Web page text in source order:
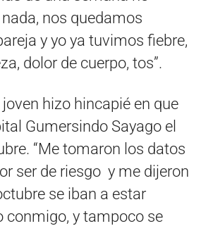
nos quedamos
y yo ya tuvimos fiebre,
dolor de cuerpo, tos”.
hizo hincapié en que
Gumersindo Sayago el
“Me tomaron los datos
ser de riesgo y me dijeron
se iban a estar
conmigo, y tampoco se